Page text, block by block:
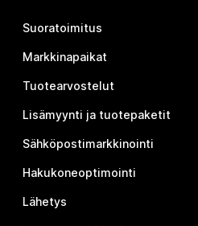
Suoratoimitus
Markkinapaikat
Tuotearvostelut
Lisämyynti ja tuotepaketit
Sähköpostimarkkinointi
Hakukoneoptimointi
Lähetys